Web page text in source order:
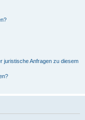
juristische Anfragen zu diesem